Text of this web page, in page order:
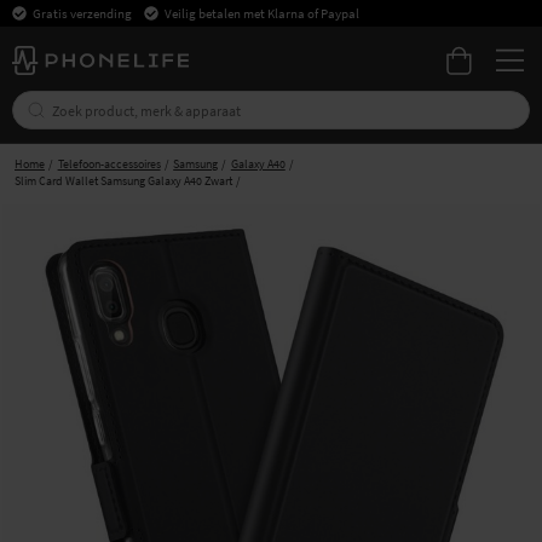
Gratis verzending Veilig betalen met Klarna of Paypal
Home Telefoon-accessoires Samsung
Galaxy A40
Slim Card Wallet Samsung Galaxy A40 Zwart